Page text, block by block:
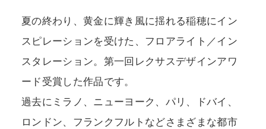
夏の終わり、黄金に輝き風に揺れる稲穂にイン
スピレーションを受けた、フロアライト／イン
スタレーション。第一回レクサスデザインアワ
ード受賞した作品です。
過去にミラノ、ニューヨーク、パリ、ドバイ、
ロンドン、フランクフルトなどさまざまな都市